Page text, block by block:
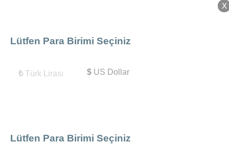
X
Lütfen Para Birimi Seçiniz
₺ Türk Lirası $US Dollar
X
Lütfen Para Birimi Seçiniz